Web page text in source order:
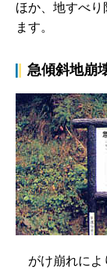
ほか、地すべり
ます。
急傾斜地崩
がけ崩れによ